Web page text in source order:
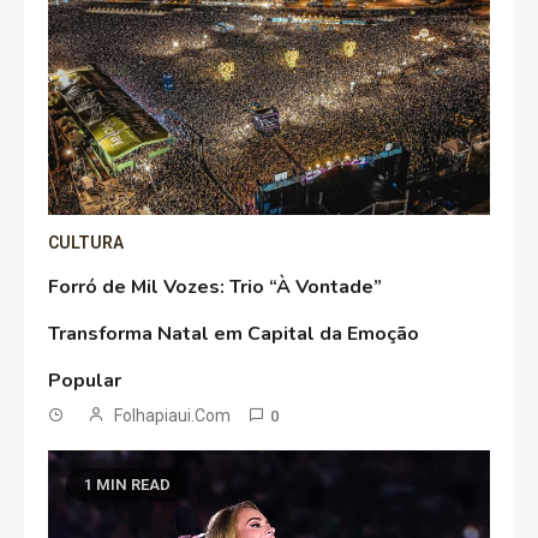
CULTURA
Forró de Mil Vozes: Trio “À Vontade”
Transforma Natal em Capital da Emoção
Popular
Folhapiaui.com 0
1 MIN READ